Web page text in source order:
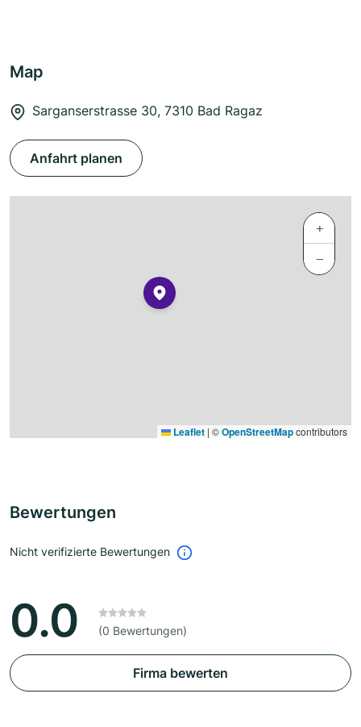
Map
Sarganserstrasse 30, 7310 Bad Ragaz
Anfahrt planen
+
−
Leaflet | ©OpenStreetMapcontributors
Bewertungen
Nicht verifizierte Bewertungen
0.0 (0 Bewertungen)
Firma bewerten